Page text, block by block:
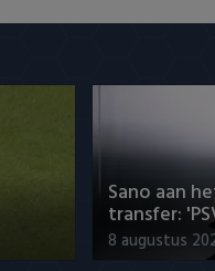
Sano aan
transfer:
8 augustus